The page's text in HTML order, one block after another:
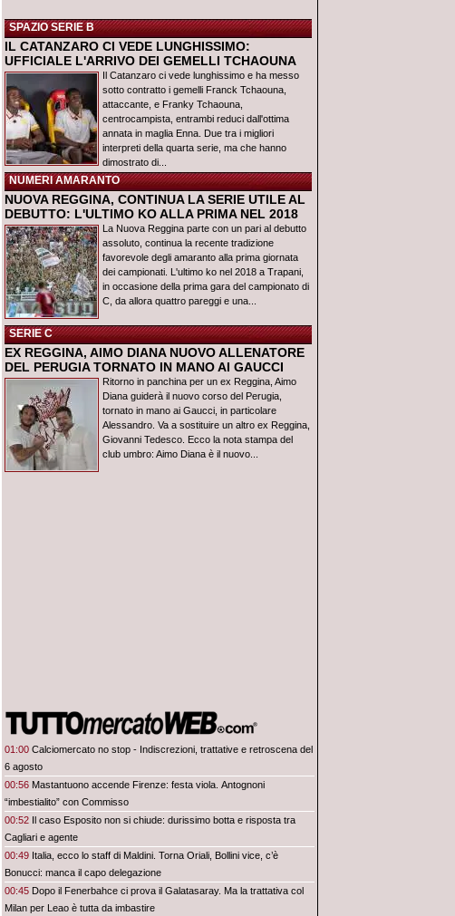
SPAZIO SERIE B
IL CATANZARO CI VEDE LUNGHISSIMO:
UFFICIALE L'ARRIVO DEI GEMELLI TCHAOUNA
Il Catanzaro ci vede lunghissimo e ha messo
sotto contratto i gemelli Franck Tchaouna,
attaccante, e Franky Tchaouna,
centrocampista, entrambi reduci dall'ottima
annata in maglia Enna. Due tra i migliori
interpreti della quarta serie, ma che hanno
dimostrato di...
NUMERI AMARANTO
NUOVA REGGINA, CONTINUA LA SERIE UTILE AL
DEBUTTO: L'ULTIMO KO ALLA PRIMA NEL 2018
La Nuova Reggina parte con un pari al debutto
assoluto, continua la recente tradizione
favorevole degli amaranto alla prima giornata
dei campionati. L'ultimo ko nel 2018 a Trapani,
in occasione della prima gara del campionato di
C, da allora quattro pareggi e una...
SERIE C
EX REGGINA, AIMO DIANA NUOVO ALLENATORE
DEL PERUGIA TORNATO IN MANO AI GAUCCI
Ritorno in panchina per un ex Reggina, Aimo
Diana guiderà il nuovo corso del Perugia,
tornato in mano ai Gaucci, in particolare
Alessandro. Va a sostituire un altro ex Reggina,
Giovanni Tedesco. Ecco la nota stampa del
club umbro: Aimo Diana è il nuovo...
01:00 Calciomercato no stop - Indiscrezioni, trattative e retroscena del
6 agosto
00:56 Mastantuono accende Firenze: festa viola. Antognoni
“imbestialito” con Commisso
00:52 Il caso Esposito non si chiude: durissimo botta e risposta tra
Cagliari e agente
00:49 Italia, ecco lo staff di Maldini. Torna Oriali, Bollini vice, c’è
Bonucci: manca il capo delegazione
00:45 Dopo il Fenerbahce ci prova il Galatasaray. Ma la trattativa col
Milan per Leao è tutta da imbastire